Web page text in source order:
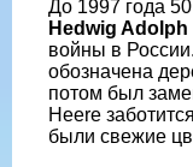
До 1997 года
Hedwig Adolph
войны в
обозначена
потом был
Heere
были свежие